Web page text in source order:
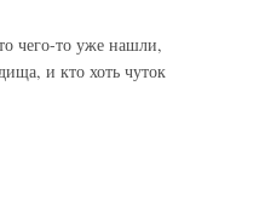
чего-то уже нашли,
и кто хоть чуток